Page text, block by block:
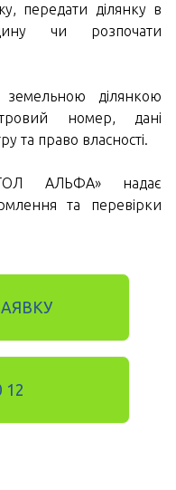
передати ділянку в
чи розпочати
ділянкою
номер, дані
та право власності.
АЛЬФА» надає
та перевірки
12